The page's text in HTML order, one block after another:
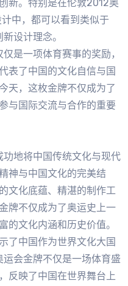
新。特别是在伦敦2012奥
中，都可以看到类似于
设计理念。
是一项体育赛事的奖励，
表了中国的文化自信与国
天，这枚金牌不仅成为了
与国际交流与合作的重要
地将中国传统文化与现代
神与中国文化的完美结
文化底蕴、精湛的制作工
牌不仅成为了奥运史上一
的文化内涵和历史价值。
了中国作为世界文化大国
会金牌不仅是一场体育盛
反映了中国在世界舞台上